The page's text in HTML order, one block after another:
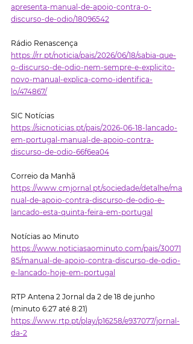
apresenta-manual-de-apoio-contra-o-
discurso-de-odio/18096542
Rádio Renascença
https://rr.pt/noticia/pais/2026/06/18/sabia-que-
o-discurso-de-odio-nem-sempre-e-explicito-
novo-manual-explica-como-identifica-
lo/474867/
SIC Notícias
https://sicnoticias.pt/pais/2026-06-18-lancado-
em-portugal-manual-de-apoio-contra-
discurso-de-odio-66f6ea04
Correio da Manhã
https://www.cmjornal.pt/sociedade/detalhe/ma
nual-de-apoio-contra-discurso-de-odio-e-
lancado-esta-quinta-feira-em-portugal
Notícias ao Minuto
https://www.noticiasaominuto.com/pais/30071
85/manual-de-apoio-contra-discurso-de-odio-
e-lancado-hoje-em-portugal
RTP Antena 2 Jornal da 2 de 18 de junho
(minuto 6:27 até 8:21)
https://www.rtp.pt/play/p16258/e937077/jornal-
da-2